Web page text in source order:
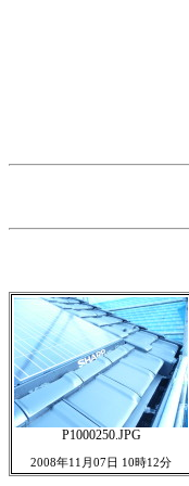
P1000250.JPG
2008年11月07日 10時12分